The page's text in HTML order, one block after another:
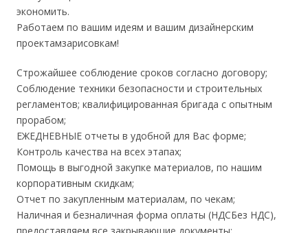
экономить.
Работаем по вашим идеям и вашим дизайнерским
проектамзарисовкам!
Строжайшее соблюдение сроков согласно договору;
Соблюдение техники безопасности и строительных
регламентов; квалифицированная бригада с опытным
прорабом;
ЕЖЕДНЕВНЫЕ отчеты в удобной для Вас форме;
Контроль качества на всех этапах;
Помощь в выгодной закупке материалов, по нашим
корпоративным скидкам;
Отчет по закупленным материалам, по чекам;
Наличная и безналичная форма оплаты (НДСБез НДС),